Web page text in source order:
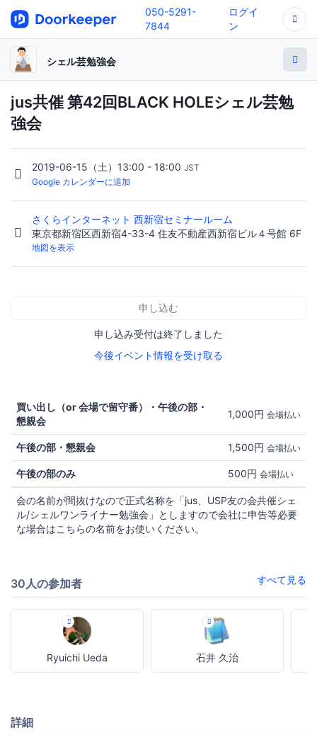
050-5291-
7844
ログイ
ン
シェル芸勉強会
jus共催 第42回BLACK HOLEシェル芸勉
強会
2019-06-15（土）13:00 - 18:00 JST
Google カレンダーに追加
さくらインターネット 西新宿セミナールーム
東京都新宿区西新宿4-33-4 住友不動産西新宿ビル４号館 6F
地図を表示
申し込む
申し込み受付は終了しました
今後イベント情報を受け取る
買い出し（or 会場で留守番）・午後の部・
懇親会
1,000円 会場払い
午後の部・懇親会 1,500円 会場払い
午後の部のみ 500円 会場払い
会の名前が間抜けなので正式名称を「jus、USP友の会共催シェ
ル/シェルワンライナー勉強会」としますので会社に申告等必要
な場合はこちらの名前をお使いください。
30人の参加者 すべて見る
Ryuichi Ueda 石井 久治
詳細